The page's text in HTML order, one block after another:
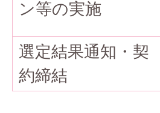
ン等の実施
選定結果通知・契
約締結